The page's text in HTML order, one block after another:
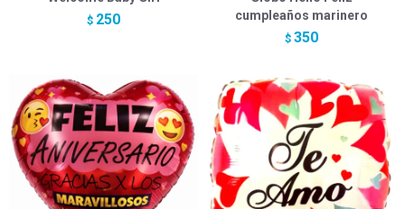
$ 250
cumpleaños marinero
$ 350